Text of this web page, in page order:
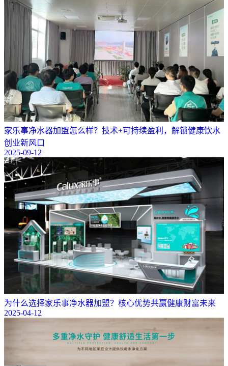
​家乐事净水器加盟怎么样？技术+可持续盈利，解锁健康饮水
创业新风口
2025-09-12
为什么选择家乐事净水器加盟？核心优势共赢健康财富未来
2025-04-12